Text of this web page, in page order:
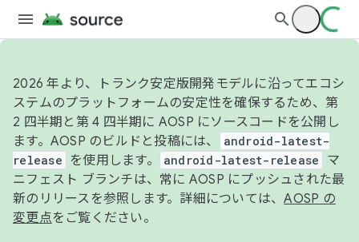
2026 年より、トランク安定版開発モデルに沿ってエコシ
ステムのプラットフォームの安定性を確保するため、第
2 四半期と第 4 四半期に AOSP にソースコードを公開し
ます。AOSP のビルドと投稿には、
android-latest-
release
を使用します。 android-latest-release
マ
ニフェスト ブランチは、常に AOSP にプッシュされた最
新のリリースを参照します。詳細については、AOSP の
変更点をご覧ください。